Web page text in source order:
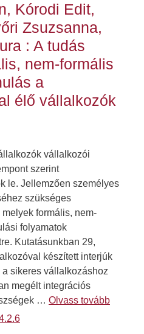
Kórodi Edit,
Zsuzsanna,
: A tudás
nem-formális
a
élő vállalkozók
vállalkozói
szerint
le. Jellemzően személyes
szükséges
formális, nem-
folyamatok
Kutatásunkban 29,
készített interjúk
sikeres vállalkozáshoz
megélt integrációs
… Olvass tovább